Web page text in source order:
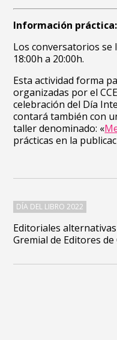
Editoriales
Gremial de Editores de
Información práctica:
Los conversatorios se
18:00h a 20:00h.
Esta actividad forma
organizadas por el
celebración del Día
contará también con
taller denominado: «
prácticas en la
DÍA DEL LIBRO 2022